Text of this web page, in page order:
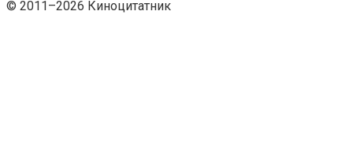
© 2011–2026 Киноцитатник